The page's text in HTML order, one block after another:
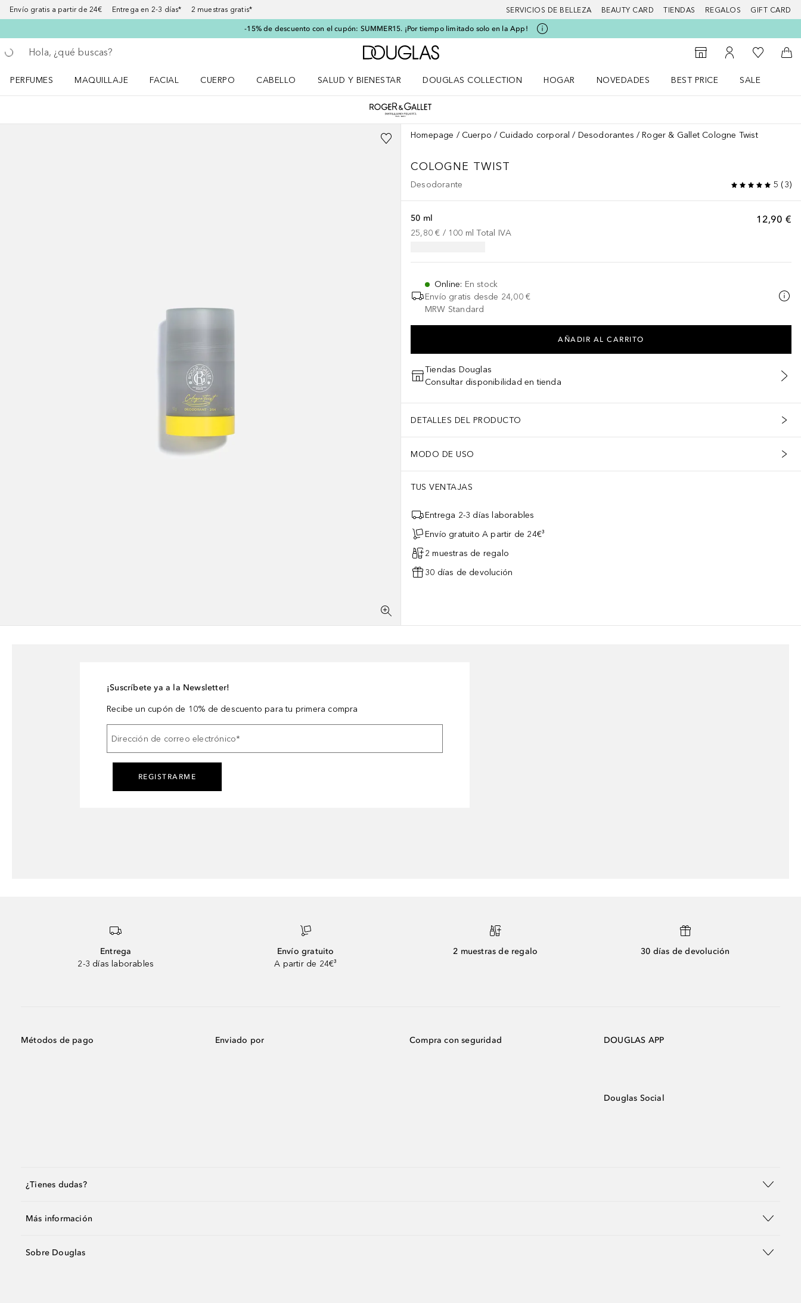
Envío gratis a partir de 24€ Entrega en 2-3 días* 2 muestras gratis* SERVICIOS DE BELLEZA BEAUTY CARD TIENDAS REGALOS GIFT CARD
-15% de descuento con el cupón: SUMMER15. ¡Por tiempo limitado solo en la App!
Regresar
Ejecutar búsqueda
A Douglas Home
Al Storefinder
Mi cuenta
Mi lista de
A
PERFUMES
MAQUILLAJE
FACIAL
CUERPO
CABELLO
SALUD Y BIENESTAR
DOUGLAS COLLECTION
HOGAR
NOVEDADES
BEST PRICE
SALE
Homepage Cuerpo Cuidado corporal Desodorantes Roger & Gallet Cologne Twist
COLOGNE TWIST
Desodorante 5 (3)
12,90 €
50 ml
25,80 € / 100 ml Total IVA
Online: En stock
Envío gratis desde 24,00 €
MRW Standard
AÑADIR AL CARRITO
Tiendas Douglas
Consultar disponibilidad en tienda
DETALLES DEL PRODUCTO
MODO DE USO
TUS VENTAJAS
Entrega 2-3 días laborables
Envío gratuito A partir de 24€³
2 muestras de regalo
30 días de devolución
¡Suscríbete ya a la Newsletter!
Recibe un cupón de 10% de descuento para tu primera compra
Dirección de correo electrónico*
REGISTRARME
Entrega
2-3 días laborables
Envío gratuito
A partir de 24€³
2 muestras de regalo 30 días de devolución
Métodos de pago Enviado por Compra con seguridad DOUGLAS APP
Douglas Social
¿Tienes dudas?
Más información
Sobre Douglas